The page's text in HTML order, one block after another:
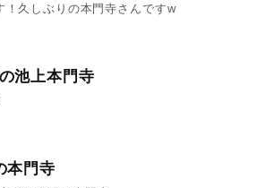
！久しぶりの本門寺さんですw
池上本門寺
本門寺